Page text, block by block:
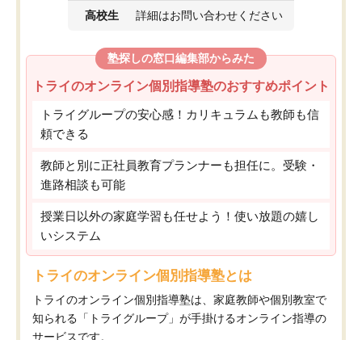
高校生 詳細はお問い合わせください
塾探しの窓口編集部からみた
トライのオンライン個別指導塾のおすすめポイント
トライグループの安心感！カリキュラムも教師も信
頼できる
教師と別に正社員教育プランナーも担任に。受験・
進路相談も可能
授業日以外の家庭学習も任せよう！使い放題の嬉し
いシステム
トライのオンライン個別指導塾とは
トライのオンライン個別指導塾は、家庭教師や個別教室で
知られる「トライグループ」が手掛けるオンライン指導の
サービスです。